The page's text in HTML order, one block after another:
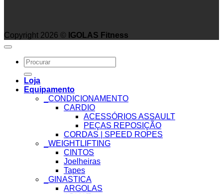
Copyright 2026 © IGOLAS Fitness
Search
for:
Loja
Equipamento
_CONDICIONAMENTO
CARDIO
ACESSÓRIOS ASSAULT
PEÇAS REPOSIÇÃO
CORDAS | SPEED ROPES
_WEIGHTLIFTING
CINTOS
Joelheiras
Tapes
_GINASTICA
ARGOLAS